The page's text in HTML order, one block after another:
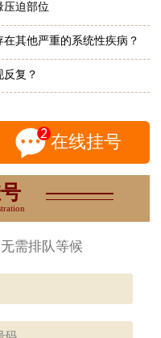
压迫部位
其他严重的系统性疾病？
复？
在线挂号
需排队等候